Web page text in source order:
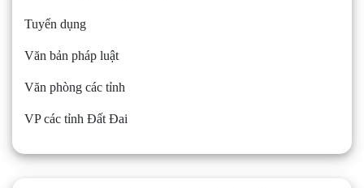
Tuyển dụng
Văn bản pháp luật
Văn phòng các tỉnh
VP các tỉnh Đất Đai